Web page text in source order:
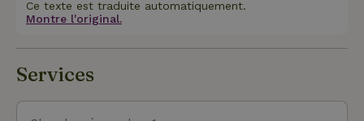
de cuisine. Il y a une place de parking près du gîte.
toutes les infos à ce sujet à l’Office de tourisme. Des
petites villes fortifiées historiques comme Grave,
Ravenstein, Batenburg et Megen sont accessibles à
vélo, tout comme le musée Graafsch. La troisième
semaine de juillet, c’est la marche de quatre jours
de Nimègue. D’autres sorties à faire dans les
Ce texte est traduite automatiquement.
Montre l'original.
Services